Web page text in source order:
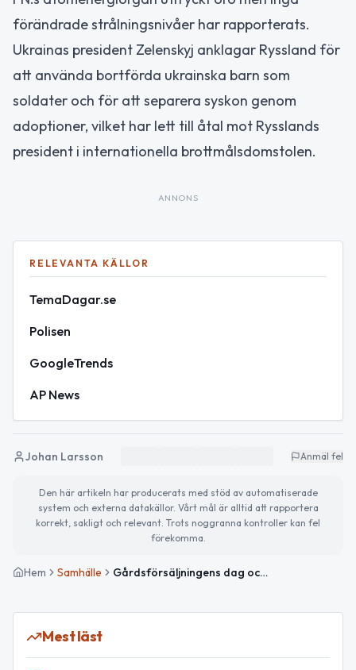
förändrade strålningsnivåer har rapporterats.
Ukrainas president Zelenskyj anklagar Ryssland för
att använda bortförda ukrainska barn som
soldater och för att separera syskon genom
adoptioner, vilket har lett till åtal mot Rysslands
president i internationella brottmålsdomstolen.
ANNONS
RELEVANTA KÄLLOR
TemaDagar.se
Polisen
GoogleTrends
AP News
Johan Larsson Anmäl fel
Den här artikeln har producerats med stöd av automatiserade
system och externa datakällor. Vårt mål är alltid att rapportera
korrekt, sakligt och relevant. Trots noggranna kontroller kan fel
förekomma.
Hem Samhälle Gårdsförsäljningens dag och föräldrar i fokus
Mest läst